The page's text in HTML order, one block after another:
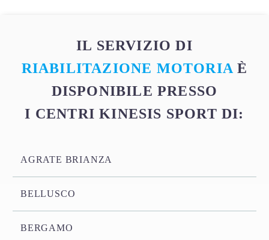
IL SERVIZIO DI
RIABILITAZIONE MOTORIA È
DISPONIBILE PRESSO
I CENTRI KINESIS SPORT DI:
AGRATE BRIANZA
BELLUSCO
BERGAMO